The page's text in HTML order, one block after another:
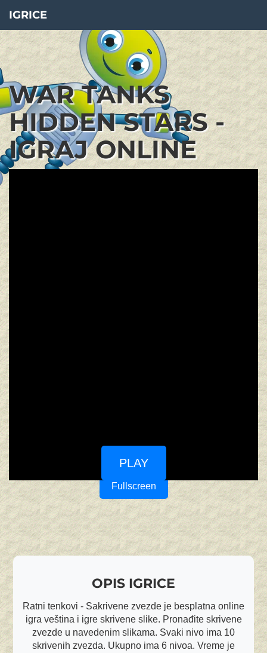
IGRICE
WAR TANKS
HIDDEN STARS -
IGRAJ ONLINE
PLAY
Fullscreen
OPIS IGRICE
Ratni tenkovi - Sakrivene zvezde je besplatna online
igra veština i igre skrivene slike. Pronađite skrivene
zvezde u navedenim slikama. Svaki nivo ima 10
skrivenih zvezda. Ukupno ima 6 nivoa. Vreme je